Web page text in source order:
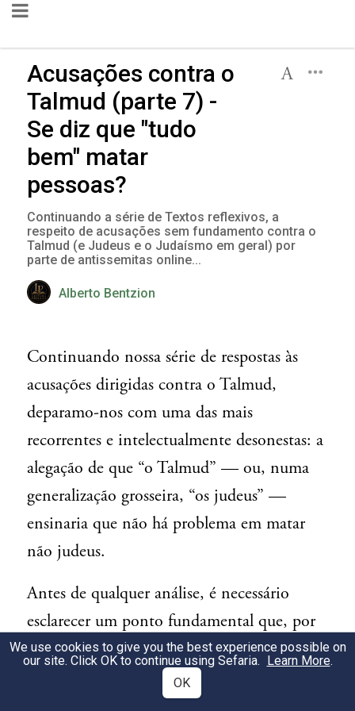
Acusações contra o
Talmud (parte 7) -
Se diz que "tudo
bem" matar
pessoas?
Continuando a série de Textos reflexivos, a
respeito de acusações sem fundamento contra o
Talmud (e Judeus e o Judaísmo em geral) por
parte de antissemitas online...
Alberto Bentzion
Continuando nossa série de respostas às
acusações dirigidas contra o Talmud,
deparamo-nos com uma das mais
recorrentes e intelectualmente desonestas: a
alegação de que “o Talmud” — ou, numa
generalização grosseira, “os judeus” —
ensinaria que não há problema em matar
não judeus.
Antes de qualquer análise, é necessário
esclarecer um ponto fundamental que, por
si só, já revela o nível dessas acusações:o
texto frequentemente citado nem sequer é
We use cookies to give you the best experience possible on
our site. Click OK to continue using Sefaria. Learn More.
OK